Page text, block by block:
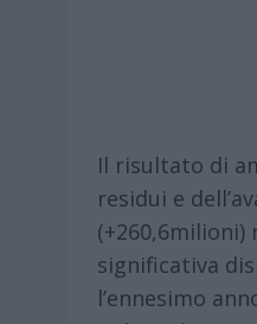
Il risultato di
residui e
significativa
l’ennesimo